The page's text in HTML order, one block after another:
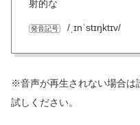
射的な
発音記号 /ˌɪnˈstɪŋktɪv/
※音声が再生されない場合は
試しください。